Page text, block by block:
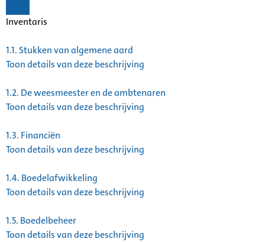
Inventaris
1.1. Stukken van algemene aard
Toon details van deze beschrijving
1.2. De weesmeester en de ambtenaren
Toon details van deze beschrijving
1.3. Financiën
Toon details van deze beschrijving
1.4. Boedelafwikkeling
Toon details van deze beschrijving
1.5. Boedelbeheer
Toon details van deze beschrijving